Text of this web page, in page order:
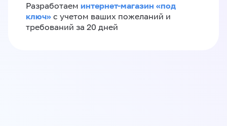
Разработаем интернет-магазин «‎под
ключ»‎ с учетом ваших пожеланий и
требований за 20 дней